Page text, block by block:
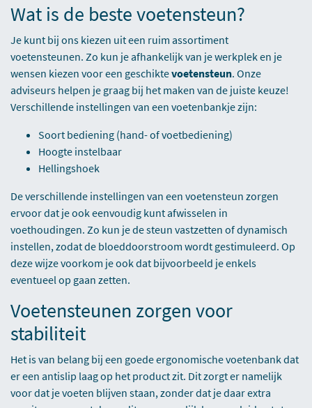
Wat is de beste voetensteun?
Je kunt bij ons kiezen uit een ruim assortiment
voetensteunen. Zo kun je afhankelijk van je werkplek en je
wensen kiezen voor een geschiktevoetensteun. Onze
adviseurs helpen je graag bij het maken van de juiste keuze!
Verschillende instellingen van een voetenbankje zijn:
Soort bediening (hand- of voetbediening)
Hoogte instelbaar
Hellingshoek
De verschillende instellingen van een voetensteun zorgen
ervoor dat je ook eenvoudig kunt afwisselen in
voethoudingen. Zo kun je de steun vastzetten of dynamisch
instellen, zodat de bloeddoorstroom wordt gestimuleerd. Op
deze wijze voorkom je ook dat bijvoorbeeld je enkels
eventueel op gaan zetten.
Voetensteunen zorgen voor
stabiliteit
Het is van belang bij een goede ergonomische voetenbank dat
er een antislip laag op het product zit. Dit zorgt er namelijk
voor dat je voeten blijven staan, zonder dat je daar extra